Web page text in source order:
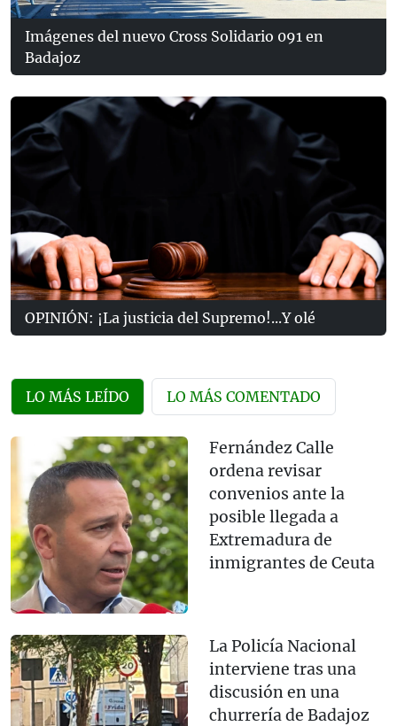
Imágenes del nuevo Cross Solidario 091 en
Badajoz
OPINIÓN: ¡La justicia del Supremo!...Y olé
LO MÁS LEÍDO LO MÁS COMENTADO
Fernández Calle
ordena revisar
convenios ante la
posible llegada a
Extremadura de
inmigrantes de Ceuta
La Policía Nacional
interviene tras una
discusión en una
churrería de Badajoz